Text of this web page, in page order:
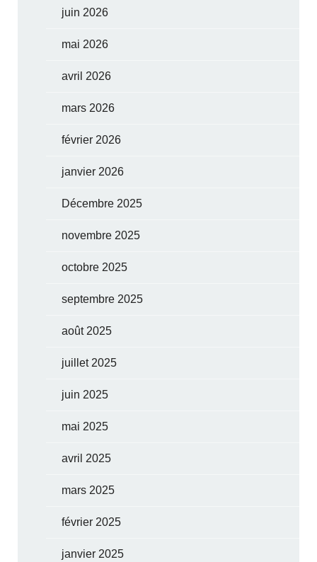
juin 2026
mai 2026
avril 2026
mars 2026
février 2026
janvier 2026
Décembre 2025
novembre 2025
octobre 2025
septembre 2025
août 2025
juillet 2025
juin 2025
mai 2025
avril 2025
mars 2025
février 2025
janvier 2025